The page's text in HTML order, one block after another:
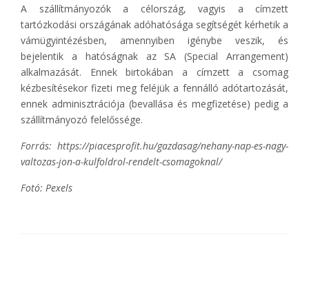
A szállítmányozók a célország, vagyis a címzett
tartózkodási országának adóhatósága segítségét kérhetik a
vámügyintézésben, amennyiben igénybe veszik, és
bejelentik a hatóságnak az SA (Special Arrangement)
alkalmazását. Ennek birtokában a címzett a csomag
kézbesítésekor fizeti meg feléjük a fennálló adótartozását,
ennek adminisztrációja (bevallása és megfizetése) pedig a
szállítmányozó felelőssége.
Forrás: https://piacesprofit.hu/gazdasag/nehany-nap-es-nagy-
valtozas-jon-a-kulfoldrol-rendelt-csomagoknal/
Fotó: Pexels